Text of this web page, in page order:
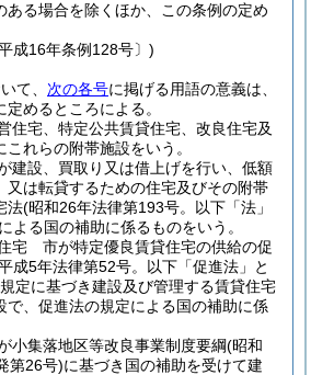
ある場合を除くほか、この条例の定め
成16年条例128号〕)
て、 次の各号に掲げる用語の意義は、
定めるところによる。
宅、特定公共賃貸住宅、改良住宅及
れらの附帯施設をいう。
設、買取り又は借上げを行い、低額
又は転貸するための住宅及びその附帯
法(昭和26年法律第193号。以下「法」
よる国の補助に係るものをいう。
宅 市が特定優良賃貸住宅の供給の促
成5年法律第52号。以下「促進法」と
定に基づき建設及び管理する賃貸住宅
で、促進法の規定による国の補助に係
集落地区等改良事業制度要綱(昭和
第26号)に基づき国の補助を受けて建